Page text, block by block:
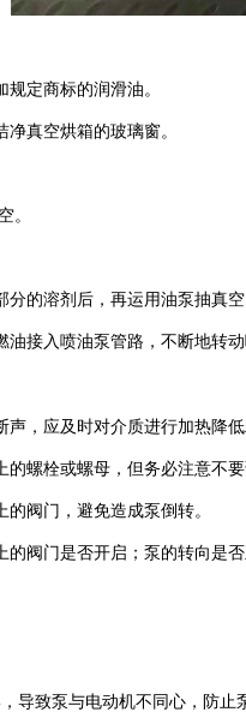
定商标的润滑油。
真空烘箱的玻璃窗。
。
的溶剂后，再运用油泵抽真空
接入喷油泵管路，不断地转
，应及时对介质进行加热降
螺栓或螺母，但务必注意不
阀门，避免造成泵倒转。
阀门是否开启；泵的转向是
导致泵与电动机不同心，防